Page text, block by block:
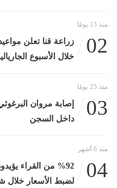
منذ 13 يومًا
02
زراعة قنا تعلن
خلال الأسبوع الجارياليوم السبت، 25
منذ 25 يومًا
03
إصابة مروان
داخل السجن
منذ 6 أشهر
04
%92 من القراء
لضبط الأسعار خلال